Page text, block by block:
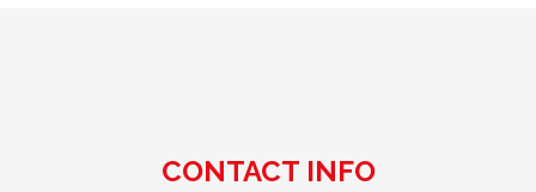
CONTACT INFO